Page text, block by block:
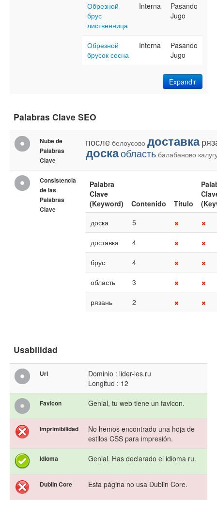
Обрезной
брус
лиственница
Interna
Pasando
Jugo
Обрезной
брусок сосна
Interna
Pasando
Jugo
Expandir
Palabras Clave SEO
Nube de
Palabras
Clave
после белоусово доставка
доскаобласть балабаново
Consistencia
de las
Palabras
Clave
Palabra
Clave
(Keyword)
Contenido Título
доска
5
доставка 4
брус 4
область 3
рязань 2
Usabilidad
Url
Dominio : lider-les.ru
Longitud : 12
Favicon Genial, tu web tiene un favicon.
Imprimibilidad
No hemos encontrado una hoja de
estilos CSS para impresión.
Idioma Genial. Has declarado el idioma ru.
Dublin Core Esta página no usa Dublin Core.